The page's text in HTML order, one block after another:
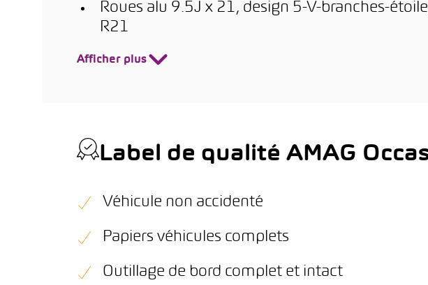
Roues alu 9.5J x 21, design 5-V-branches-
R21
Afficher plus
Label de qualité AMAG
Véhicule non accidenté
Papiers véhicules complets
Outillage de bord complet et intact